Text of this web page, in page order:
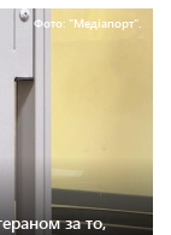
Фото: "Медіапорт".
за то,